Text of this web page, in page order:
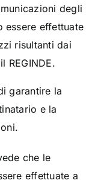
degli
essere effettuate
risultanti dai
REGINDE.
garantire la
e la
che le
effettuate a